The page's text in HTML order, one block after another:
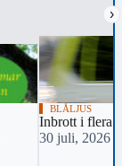
›
BLÅLJUS
Inbrott i flera
30 juli, 2026